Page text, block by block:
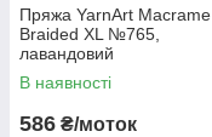
Пряжа YarnArt Macrame
Braided XL №765,
лавандовий
В наявності
586 ₴/моток